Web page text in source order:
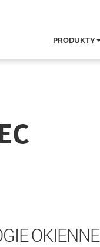
PRODUKTY
OKIENNE